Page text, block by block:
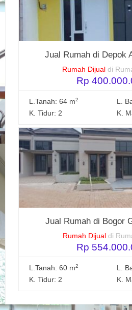
Jual Rumah di Depok
Rumah Dijual di
Rp
L.Tanah: 64 m2 L.
K. Tidur: 2 K.
Jual Rumah di Bogor
Rumah Dijual di
Rp
L.Tanah: 60 m2 L.
K. Tidur: 2 K.